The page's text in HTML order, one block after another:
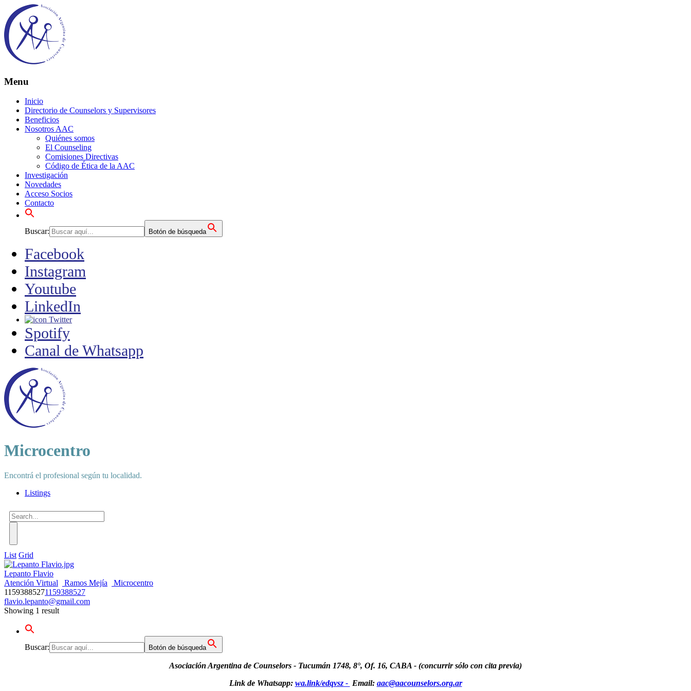
Menu
Inicio
Directorio de Counselors y Supervisores
Beneficios
Nosotros AAC
Quiénes somos
El Counseling
Comisiones Directivas
Código de Ética de la AAC
Investigación
Novedades
Acceso Socios
Contacto
Buscar: Botón de búsqueda
Facebook
Instagram
Youtube
LinkedIn
Twitter
Spotify
Canal de Whatsapp
Microcentro
Encontrá el profesional según tu localidad.
Listings
List Grid
Lepanto Flavio
Atención Virtual
Ramos Mejía
Microcentro
11593885271159388527
flavio.lepanto@gmail.com
Showing 1 result
Buscar: Botón de búsqueda
Asociación Argentina de Counselors - Tucumán 1748, 8°, Of. 16, CABA - (concurrir sólo con cita previa)
Link de Whatsapp: wa.link/edqvsz - Email: aac@aacounselors.org.ar